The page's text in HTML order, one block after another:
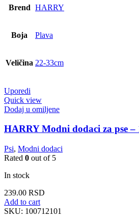
Brend HARRY
Boja Plava
Veličina 22-33cm
Uporedi
Quick view
Dodaj u omiljene
HARRY Modni dodaci za pse –
Psi, Modni dodaci
Rated 0 out of 5
In stock
239.00 RSD
Add to cart
SKU: 100712101